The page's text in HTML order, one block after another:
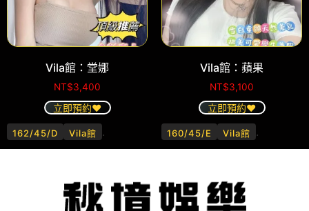
Vila館：堂娜
NT$3,400
立即預約❤️
162/45/D Vila館 .
Vila館：蘋果
NT$3,100
立即預約❤️
160/45/E Vila館 .